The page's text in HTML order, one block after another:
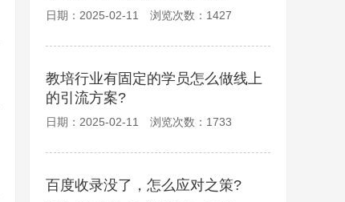
日期：2025-02-11 浏览次数：1427
教培行业有固定的学员怎么做线上
的引流方案?
日期：2025-02-11 浏览次数：1733
百度收录没了，怎么应对之策?